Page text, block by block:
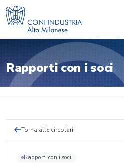
Rapporti con i soci
Torna alle circolari
Rapporti con i soci